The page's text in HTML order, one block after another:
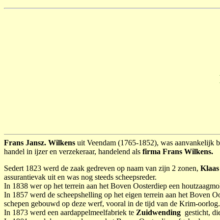
Frans Jansz. Wilkens uit Veendam (1765-1852), was aanvankelijk
handel in ijzer en verzekeraar, handelend als firma Frans Wilkens.
Sedert 1823 werd de zaak gedreven op naam van zijn 2 zonen,
assurantievak uit en was nog steeds scheepsreder.
In 1838 wer op het terrein aan het Boven Oosterdiep een
In 1857 werd de scheepshelling op het eigen terrein aan het Boven
schepen gebouwd op deze werf, vooral in de tijd van de Krim-
In 1873 werd een aardappelmeelfabriek te Zuidwending gesticht,